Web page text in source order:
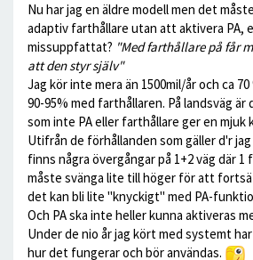
Nu har jag en äldre modell men det
adaptiv farthållare utan att aktivera PA,
missuppfattat? "Med farthållare på får
att den styr själv"
Jag kör inte mera än 1500mil/år och ca
90-95% med farthållaren. På landsväg är
som inte PA eller farthållare ger en mjuk
Utifrån de förhållanden som gäller d'r
finns några övergångar på 1+2 väg där 1
måste svänga lite till höger för att
det kan bli lite "knyckigt" med PA-
Och PA ska inte heller kunna aktiveras
Under de nio år jag kört med systemt
hur det fungerar och bör användas.